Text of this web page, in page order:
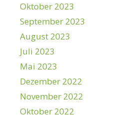
Oktober 2023
September 2023
August 2023
Juli 2023
Mai 2023
Dezember 2022
November 2022
Oktober 2022